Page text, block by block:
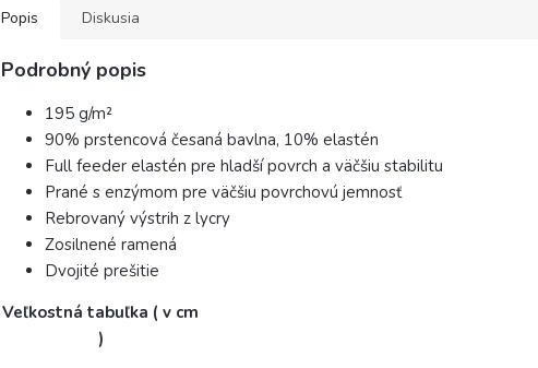
Popis Diskusia
Podrobný popis
195 g/m²
90% prstencová česaná bavlna, 10% elastén
Full feeder elastén pre hladší povrch a väčšiu stabilitu
Prané s enzýmom pre väčšiu povrchovú jemnosť
Rebrovaný výstrih z lycry
Zosilnené ramená
Dvojité prešitie
Veľkostná tabuľka ( v cm
)